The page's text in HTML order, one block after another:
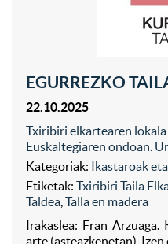
EGURREZKO
22.10.2025
Txiribiri elkartearen lokala
Euskaltegiaren ondoan.
Kategoriak: Ikastaroak
Etiketak: Txiribiri Taila
Taldea Talla en madera
Irakaslea: Fran
arte (asteazkenetan).